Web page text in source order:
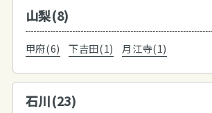
山梨(8)
甲府(6) 下吉田(1) 月江寺(1)
石川(23)